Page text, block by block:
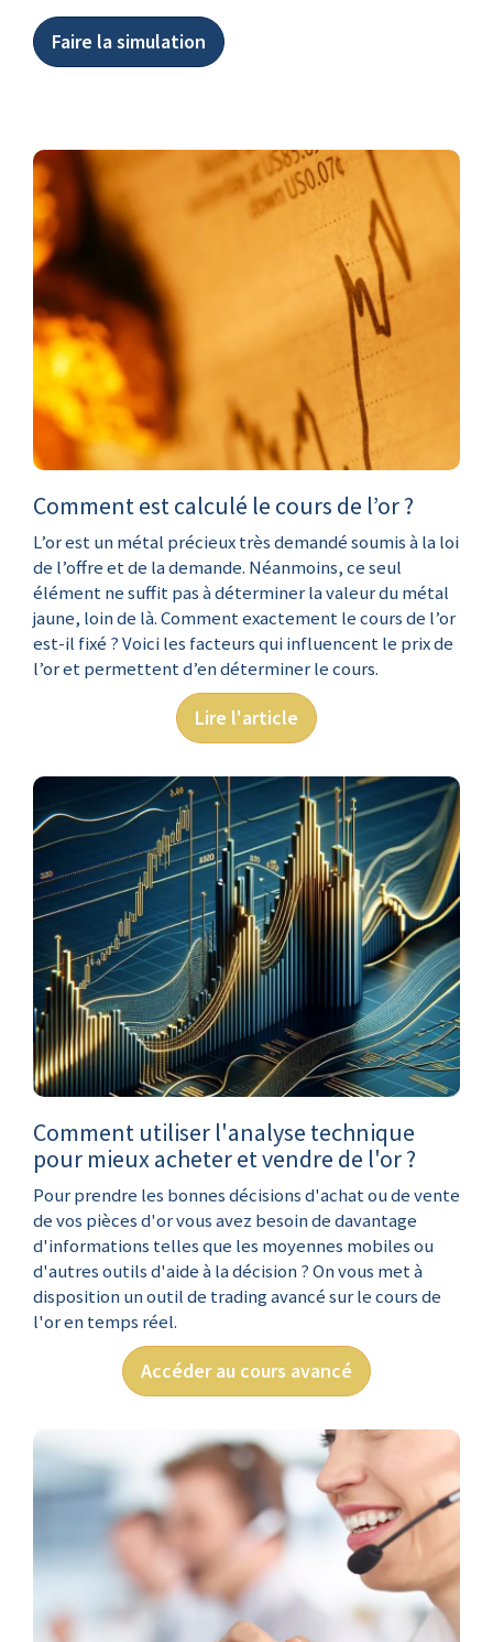
Faire la simulation
Comment est calculé le cours de l’or ?
L’or est un métal précieux très demandé soumis à la loi
de l’offre et de la demande. Néanmoins, ce seul
élément ne suffit pas à déterminer la valeur du métal
jaune, loin de là. Comment exactement le cours de l’or
est-il fixé ? Voici les facteurs qui influencent le prix de
l’or et permettent d’en déterminer le cours.
Lire l'article
Comment utiliser l'analyse technique
pour mieux acheter et vendre de l'or ?
Pour prendre les bonnes décisions d'achat ou de vente
de vos pièces d'or vous avez besoin de davantage
d'informations telles que les moyennes mobiles ou
d'autres outils d'aide à la décision ? On vous met à
disposition un outil de trading avancé sur le cours de
l'or en temps réel.
Accéder au cours avancé